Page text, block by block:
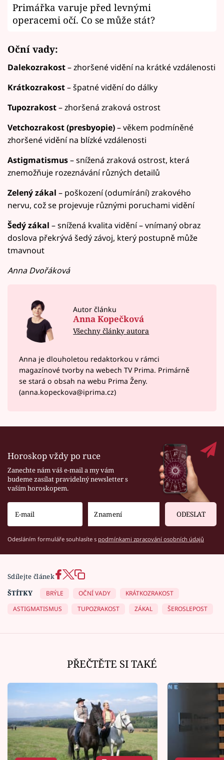
Primářka varuje před levnými
operacemi očí. Co se může stát?
Oční vady:
Dalekozrakost– zhoršené vidění na krátké vzdálenosti
Krátkozrakost– špatné vidění do dálky
Tupozrakost– zhoršená zraková ostrost
Vetchozrakost (presbyopie)– věkem podmíněné
zhoršené vidění na blízké vzdálenosti
Astigmatismus– snížená zraková ostrost, která
znemožňuje rozeznávání různých detailů
Zelený zákal – poškození (odumírání) zrakového
nervu, což se projevuje různými poruchami vidění
Šedý zákal – snížená kvalita vidění – vnímaný obraz
doslova překrývá šedý závoj, který postupně může
tmavnout
Anna Dvořáková
Autor článku
Anna Kopečková
Všechny články autora
Anna je dlouholetou redaktorkou v rámci
magazínové tvorby na webech TV Prima. Primárně
se stará o obsah na webu Prima Ženy.
(anna.kopeckova@iprima.cz)
Horoskop vždy po ruce
Zanechte nám váš e-mail a my vám
budeme zasílat pravidelný newsletter s
vaším horoskopem.
ODESLAT
Odesláním formuláře souhlasíte s podmínkami zpracování osobních údajů
Sdílejte článek
ŠTÍTKY
BRÝLE OČNÍ VADY
KRÁTKOZRAKOST
ASTIGMATISMUS
TUPOZRAKOST ZÁKAL ŠEROSLEPOST
PŘEČTĚTE SI TAKÉ